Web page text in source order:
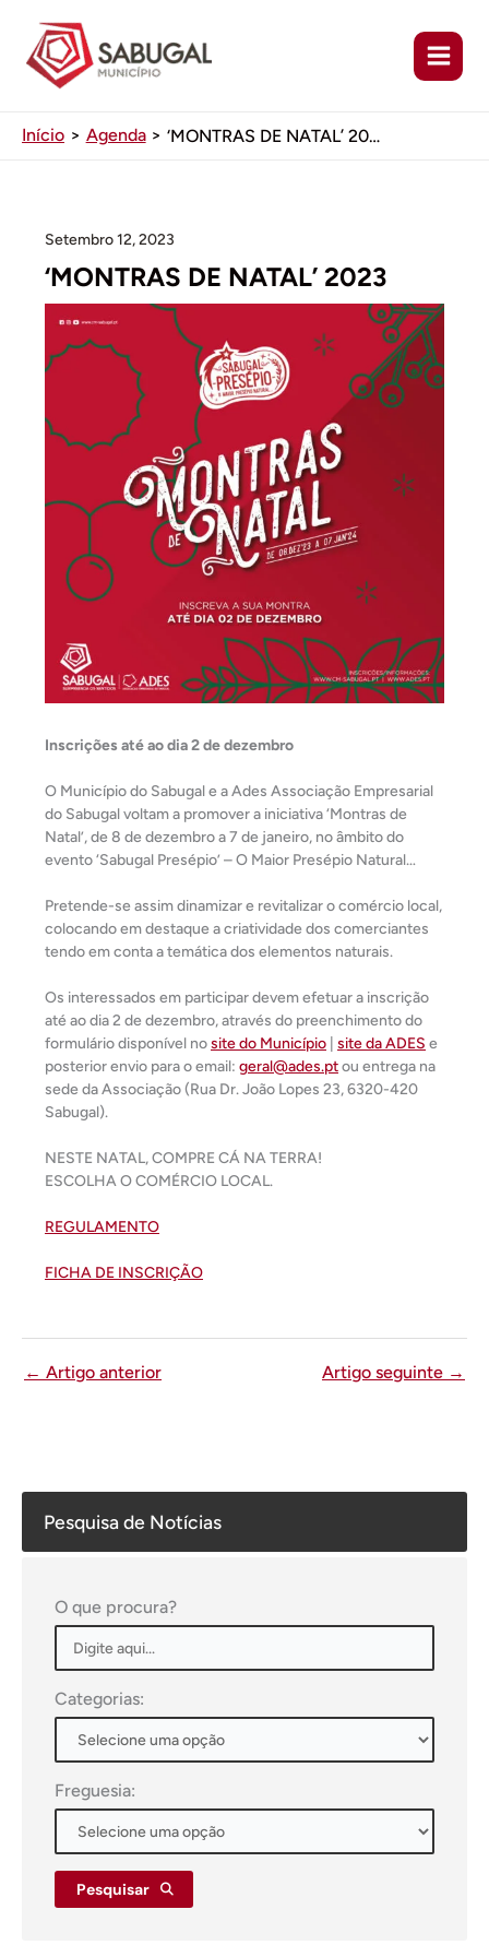
conteúdo
Início Agenda ‘MONTRAS DE NATAL’ 2023
Pesquisa de Notícias
O que procura?
Categorias:
Freguesia:
Pesquisar
Setembro 12, 2023
‘MONTRAS DE NATAL’ 2023
Inscrições até ao dia 2 de dezembro
O Município do Sabugal e a Ades Associação Empresarial
do Sabugal voltam a promover a iniciativa ‘Montras de
Natal’, de 8 de dezembro a 7 de janeiro, no âmbito do
evento ‘Sabugal Presépio’ – O Maior Presépio Natural…
Pretende-se assim dinamizar e revitalizar o comércio local,
colocando em destaque a criatividade dos comerciantes
tendo em conta a temática dos elementos naturais.
Os interessados em participar devem efetuar a inscrição
até ao dia 2 de dezembro, através do preenchimento do
formulário disponível nosite do Município site da ADES e
posterior envio para o email: geral@ades.ptou entrega na
sede da Associação (Rua Dr. João Lopes 23, 6320-420
Sabugal).
NESTE NATAL, COMPRE CÁ NA TERRA!
ESCOLHA O COMÉRCIO LOCAL.
REGULAMENTO
FICHA DE INSCRIÇÃO
← Artigo anterior Artigo seguinte →